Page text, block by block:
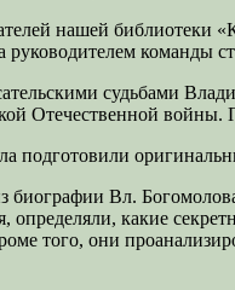
нашей
команды
судьбами
Отечественной
подготовили
Вл.
определяли, какие
того, они